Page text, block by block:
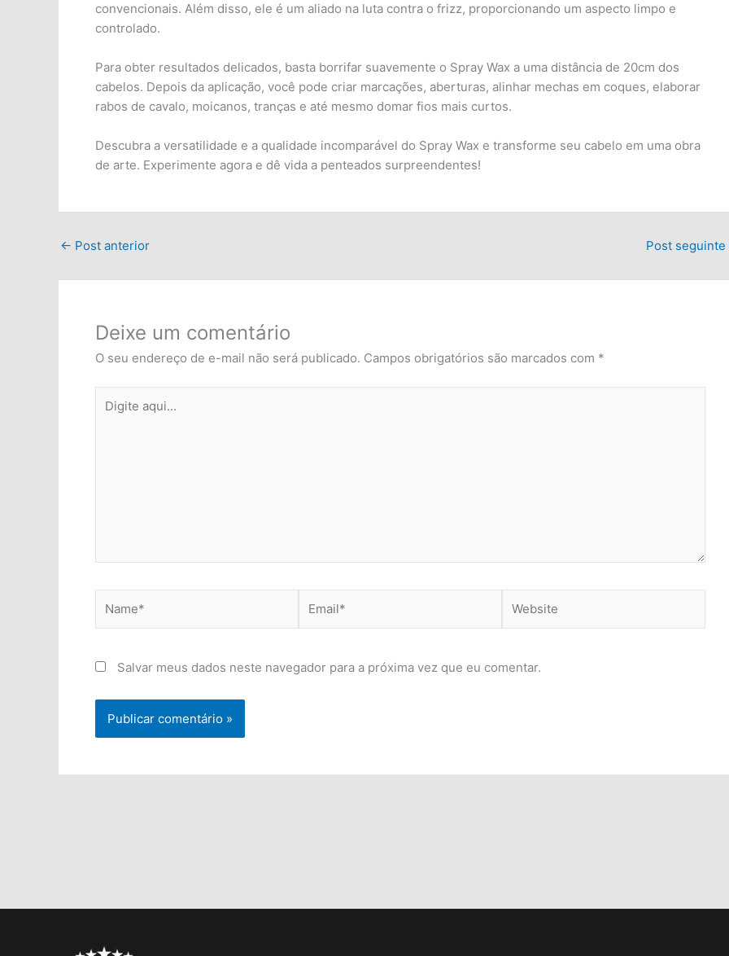
convencionais. Além disso, ele é um aliado na luta contra o frizz, proporcionando um aspecto limpo e
controlado.
Para obter resultados delicados, basta borrifar suavemente o Spray Wax a uma distância de 20cm dos
cabelos. Depois da aplicação, você pode criar marcações, aberturas, alinhar mechas em coques, elaborar
rabos de cavalo, moicanos, tranças e até mesmo domar fios mais curtos.
Descubra a versatilidade e a qualidade incomparável do Spray Wax e transforme seu cabelo em uma obra
de arte. Experimente agora e dê vida a penteados surpreendentes!
← Post anterior Post seguinte
Deixe um comentário
O seu endereço de e-mail não será publicado. Campos obrigatórios são marcados com *
aqui...
Salvar meus dados neste navegador para a próxima vez que eu comentar.